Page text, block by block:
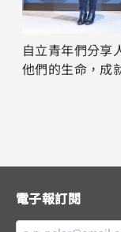
自立青年們分享
他們的生命，成
電子報訂閱